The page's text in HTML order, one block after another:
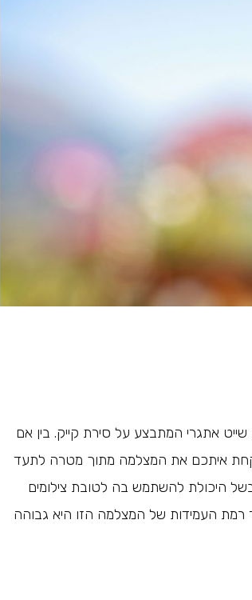
אתגרי המתבצע על סירת קייק. בין אם
איתכם את המצלמה מתוך מטרה לתעד
היכולת להשתמש בה לטובת צילומים
העמידות של המצלמה הזו היא גבוהה